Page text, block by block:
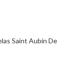
Saint Aubin De